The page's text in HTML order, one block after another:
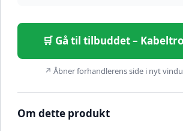
🛒 Gå til tilbuddet –
↗ Åbner forhandlerens side i nyt
Om dette produkt